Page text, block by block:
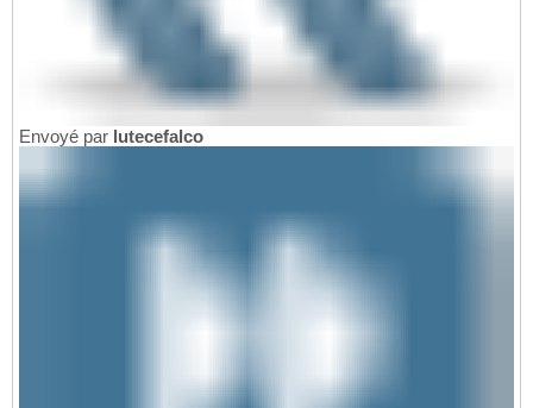
Envoyé par lutecefalco